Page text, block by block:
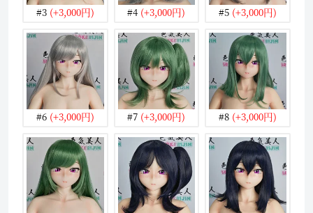
#3(+3,000円) #4 (+3,000円) #5 (+3,000円)
#6(+3,000円) #7 (+3,000円) #8 (+3,000円)